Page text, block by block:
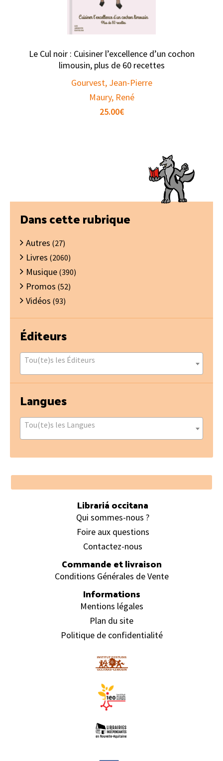
Le Cul noir : Cuisiner l’excellence d’un cochon
limousin, plus de 60 recettes
Gourvest, Jean-Pierre
Maury, René
25.00€
Barre
latérale
principale
Dans cette rubrique
Autres (27)
Livres (2060)
Musique (390)
Promos (52)
Vidéos (93)
Éditeurs
Tou(te)s les Éditeurs
Langues
Tou(te)s les Langues
Footer
Librariá occitana
Qui sommes-nous ?
Foire aux questions
Contactez-nous
Commande et livraison
Conditions Générales de Vente
Informations
Mentions légales
Plan du site
Politique de confidentialité